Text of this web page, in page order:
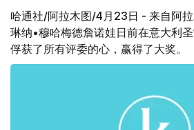
哈通社/阿拉木图/4月23日 - 来自阿
琳纳•穆哈梅德詹诺娃日前在意大利
俘获了所有评委的心，赢得了大奖。